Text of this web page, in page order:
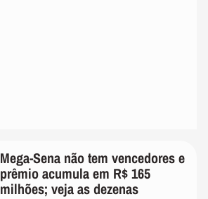
Mega-Sena não tem vencedores e
prêmio acumula em R$ 165
milhões; veja as dezenas